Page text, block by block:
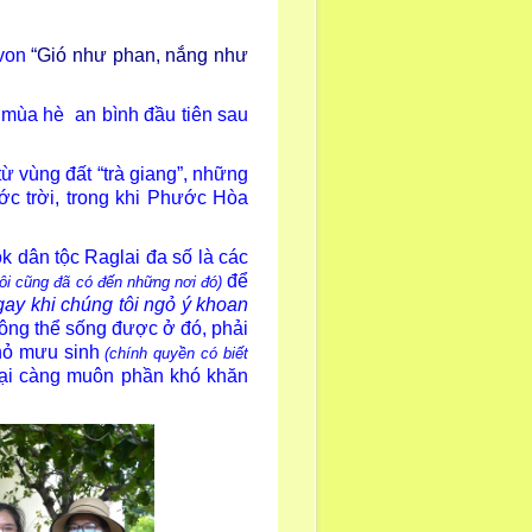
“Gió như phan, nắng như
hè an bình đầu tiên sau
đất “trà giang”, những
trời, trong khi Phước Hòa
dân tộc Raglai đa số là các
cũng đã có đến những nơi đó) để
khi chúng tôi ngỏ ý khoan
thể sống được ở đó, phải
mưu sinh(chính quyền có biết
càng muôn phần khó khăn